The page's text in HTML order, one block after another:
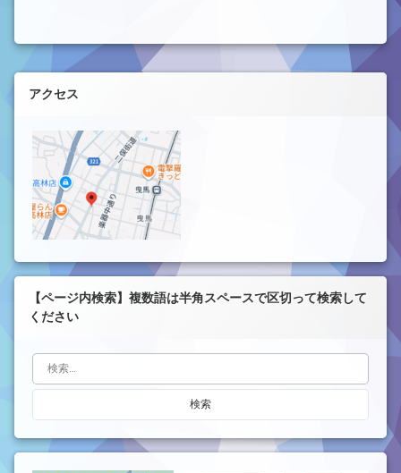
左サイドバー
アクセス
【ページ内検索】複数語は半角スペースで区切って検索して
ください
検索: